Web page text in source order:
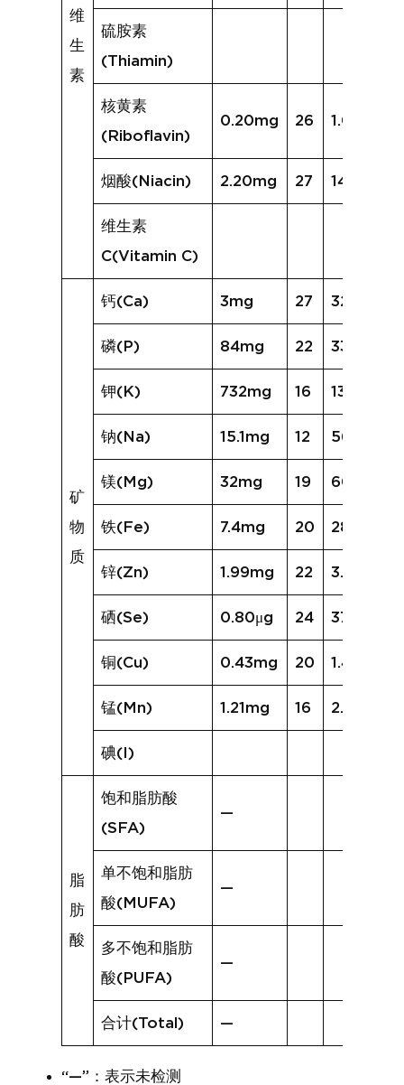
维
生
素
硫胺素
(Thiamin)
核黄素
(Riboflavin)
0.20mg 26 1.03mg
烟酸(Niacin) 2.20mg 27 14.59mg
维生素
C(Vitamin C)
矿
物
质
钙(Ca) 3mg 27 32mg
磷(P) 84mg 22 338mg
钾(K) 732mg 16 1342mg
钠(Na) 15.1mg 12 56.4mg
镁(Mg) 32mg 19 60mg
铁(Fe) 7.4mg 20 28.8mg
锌(Zn) 1.99mg 22 3.84mg
硒(Se) 0.80μg 24 37.39μg
铜(Cu) 0.43mg 20 1.44mg
锰(Mn) 1.21mg 16 2.15mg
碘(I)
脂
肪
酸
饱和脂肪酸
(SFA)
—
单不饱和脂肪
酸(MUFA)
—
多不饱和脂肪
酸(PUFA)
—
合计(Total) —
“—”：表示未检测